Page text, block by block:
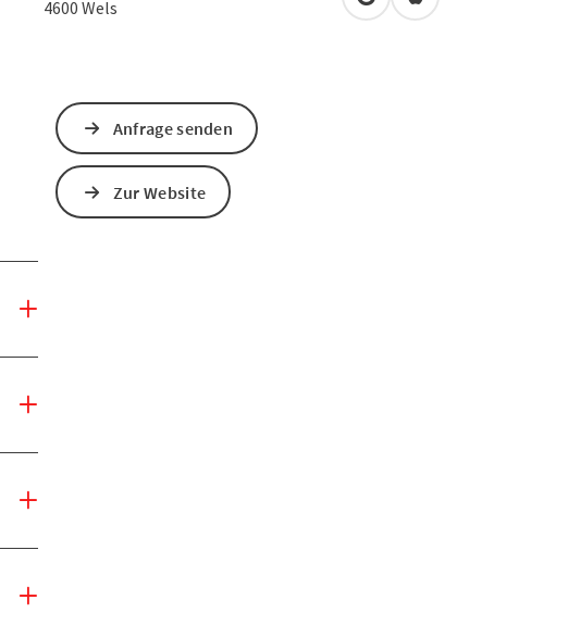
4600 Wels in Google Maps öffnen
in Apple Maps
Anfrage senden
Zur Website